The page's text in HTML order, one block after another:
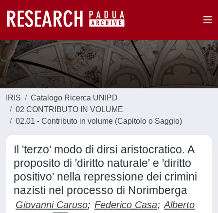
IRIS
Catalogo Ricerca UNIPD
02 CONTRIBUTO IN VOLUME
02.01 - Contributo in volume (Capitolo o Saggio)
Il 'terzo' modo di dirsi aristocratico. A
proposito di 'diritto naturale' e 'diritto
positivo' nella repressione dei crimini
nazisti nel processo di Norimberga
Giovanni Caruso; Federico Casa; Alberto